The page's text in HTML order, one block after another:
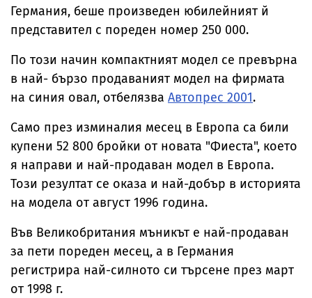
Германия, беше произведен юбилейният й
представител с пореден номер 250 000.
По този начин компактният модел се превърна
в най- бързо продаваният модел на фирмата
на синия овал, отбелязва Автопрес 2001.
Само през изминалия месец в Европа са били
купени 52 800 бройки от новата "Фиеста", което
я направи и най-продаван модел в Европа.
Този резултат се оказа и най-добър в историята
на модела от август 1996 година.
Във Великобритания мъникът е най-продаван
за пети пореден месец, а в Германия
регистрира най-силното си търсене през март
от 1998 г.